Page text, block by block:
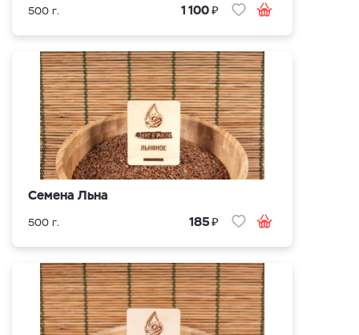
500 г. 1 100₽
Семена Льна
500 г. 185₽